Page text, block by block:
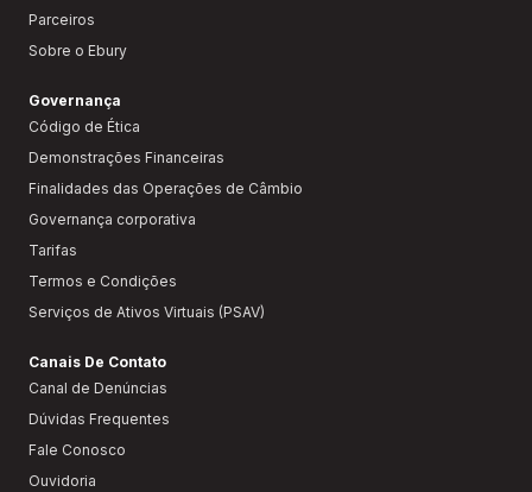
Parceiros
Sobre o Ebury
Governança
Código de Ética
Demonstrações Financeiras
Finalidades das Operações de Câmbio
Governança corporativa
Tarifas
Termos e Condições
Serviços de Ativos Virtuais (PSAV)
Canais De Contato
Canal de Denúncias
Dúvidas Frequentes
Fale Conosco
Ouvidoria